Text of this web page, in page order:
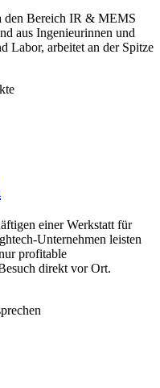
den Bereich IR & MEMS
aus Ingenieurinnen und
Labor, arbeitet an der Spitze
einer Werkstatt für
Unternehmen leisten
profitable
direkt vor Ort.